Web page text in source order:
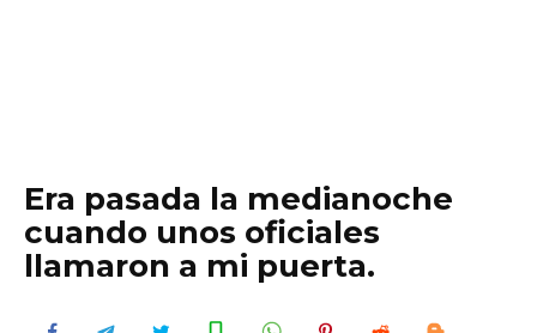
Era pasada la medianoche
cuando unos oficiales
llamaron a mi puerta.